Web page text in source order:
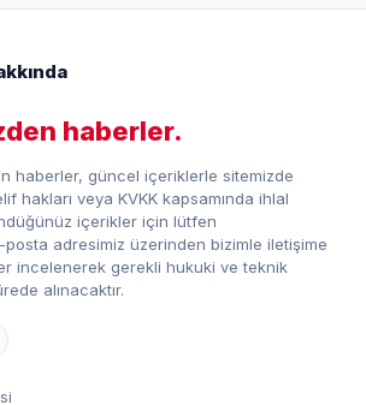
haberler.
haberler, güncel içeriklerle sitemizde
hakları veya KVKK kapsamında ihlal
içerikler için lütfen
adresimiz üzerinden bizimle iletişime
incelenerek gerekli hukuki ve teknik
alınacaktır.